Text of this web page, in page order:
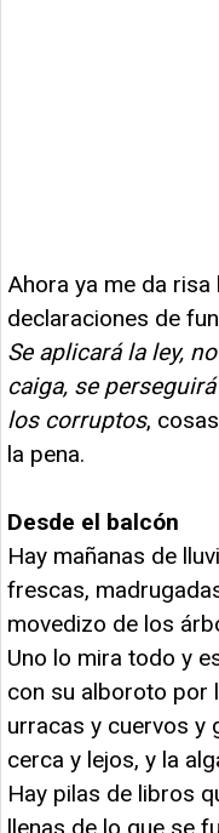
Ahora ya me da
declaraciones de
Se aplicará la ley,
caiga, se
los corruptos,
la pena.
Desde el balcón
Hay mañanas de
frescas,
movedizo de los
Uno lo mira todo y
con su alboroto por
urracas y cuervos y
cerca y lejos, y la
Hay pilas de libros